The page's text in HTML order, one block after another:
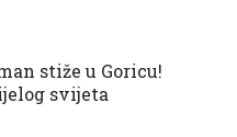
stiže u Goricu!
svijeta